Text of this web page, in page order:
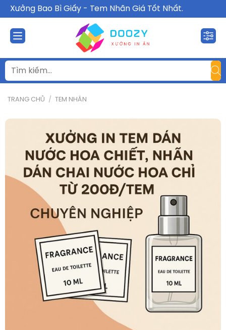
Chuyển
đến
nội
dung
Xưởng Bao Bì Giấy - Tem Nhãn Giá Tốt Nhất.
TRANG CHỦ / TEM NHÃN